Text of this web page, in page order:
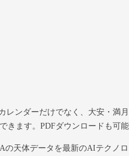
レンダーだけでなく、大安・満
ます。PDFダウンロードも可能
天体データを最新のAIテクノ